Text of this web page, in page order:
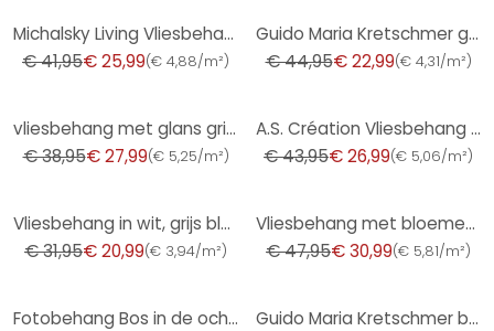
Michalsky Living Vliesbehang Dream Again
€ 41,95€ 25,99(€ 4,88/m²)
Guido Maria Kretschmer grafisch behang Waves of Light Fashion for Walls 5 beige
€ 44,95€ 22,99(€ 4,31/m²)
vliesbehang met glans grijs betonlook
€ 38,95€ 27,99(€ 5,25/m²)
A.S. Création Vliesbehang The BOS - Battle of Style Jungle Look Wit, Groen, Rood, Beige
€ 43,95€ 26,99(€ 5,06/m²)
Vliesbehang in wit, grijs bladmotief bladlook bloemige natuur
€ 31,95€ 20,99(€ 3,94/m²)
Vliesbehang met bloemen geelgroen - bloemenbehang in retrostijl - vintage Patroonbehang
€ 47,95€ 30,99(€ 5,81/m²)
Fotobehang Bos in de ochtendmist - Maier
Guido Maria Kretschmer behang met bloemmotief Floral Glow Fashion for Walls 5 beige